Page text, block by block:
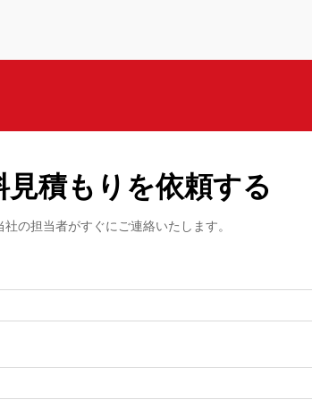
見積もりを依頼する
社の担当者がすぐにご連絡いたします。